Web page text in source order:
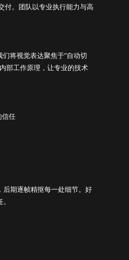
付。团队以专业执行能力与高
将视觉表达聚焦于“自动切
部工作原理，让专业的技术
信任
期逐帧精抠每一处细节。好